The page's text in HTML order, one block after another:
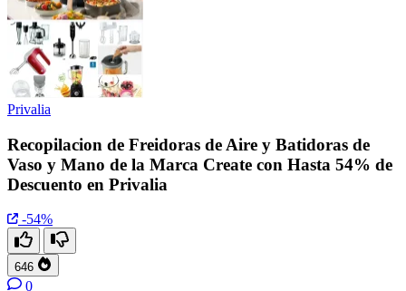
Privalia
Recopilacion de Freidoras de Aire y Batidoras de
Vaso y Mano de la Marca Create con Hasta 54% de
Descuento en Privalia
-54%
646
0